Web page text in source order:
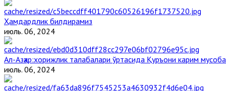
Ҳамдардлик билдирамиз
июль. 06, 2024
Aл-Aзҳар:хорижлик талабалари ўртасида Қуръони карим
июль. 06, 2024